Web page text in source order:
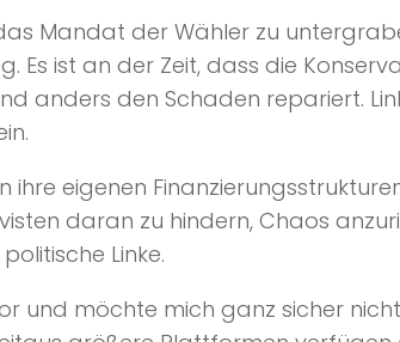
Mandat der Wähler zu
Es ist an der Zeit, dass die
anders den Schaden repariert.
ihre eigenen
daran zu hindern, Chaos
Linke.
und möchte mich ganz sicher